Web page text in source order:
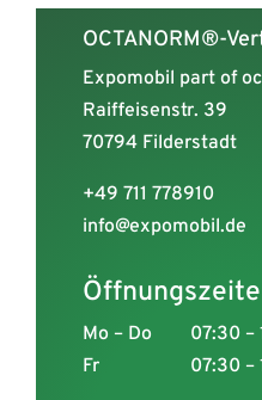
OCTANORM®-
Expomobil part of
Raiffeisenstr. 39
70794 Filderstadt
+49 711 778910
info@expomobil.de
Mo – Do
07:30 –
Fr
07:30 –